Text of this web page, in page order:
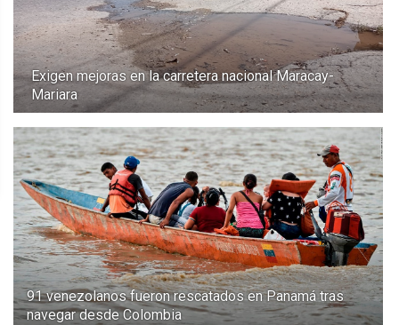
Exigen mejoras en la carretera nacional Maracay-
Mariara
91 venezolanos fueron rescatados en Panamá tras
navegar desde Colombia